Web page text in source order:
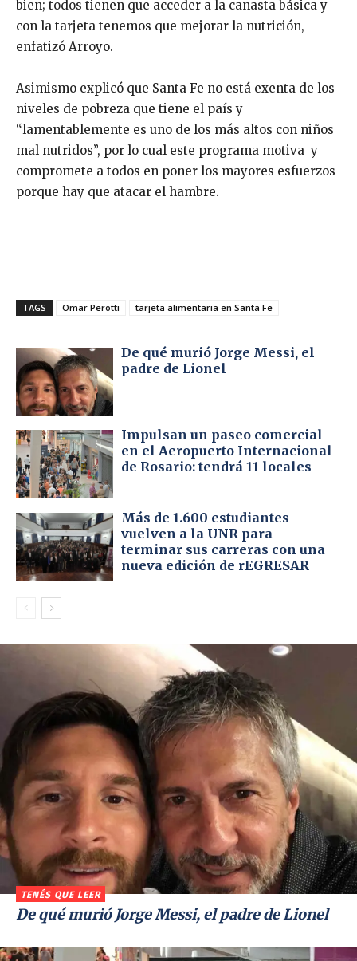
bien; todos tienen que acceder a la canasta básica y
con la tarjeta tenemos que mejorar la nutrición,
enfatizó Arroyo.
Asimismo explicó que Santa Fe no está exenta de los
niveles de pobreza que tiene el país y
“lamentablemente es uno de los más altos con niños
mal nutridos”, por lo cual este programa motiva y
compromete a todos en poner los mayores esfuerzos
porque hay que atacar el hambre.
TAGS Omar Perotti tarjeta alimentaria en Santa Fe
De qué murió Jorge Messi, el
padre de Lionel
Impulsan un paseo comercial
en el Aeropuerto Internacional
de Rosario: tendrá 11 locales
Más de 1.600 estudiantes
vuelven a la UNR para
terminar sus carreras con una
nueva edición de rEGRESAR
TENÉS QUE LEER
De qué murió Jorge Messi, el padre de Lionel